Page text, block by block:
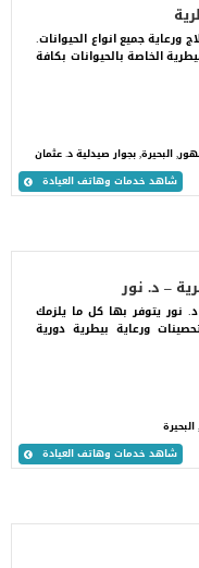
شاهد خدمات وهاتف العيادة
ورعاية جميع انواع الحيوانات.
الخاصة بالحيوانات بكافة
البحيرة, بجوار صيدلية د. عثمان
شاهد خدمات وهاتف العيادة
– د. نور
د. نور يتوفر بها كل ما يلزمك
ورعاية بيطرية دورية